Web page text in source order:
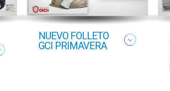
NUEVO FOLLETO
GCI PRIMAVERA